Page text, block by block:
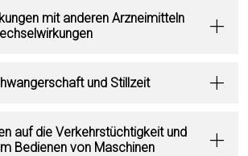
mit anderen Arzneimitteln
und Stillzeit
auf die Verkehrstüchtigkeit und
Bedienen von Maschinen